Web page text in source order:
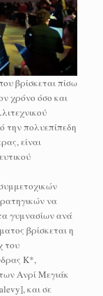
βρίσκεται πίσω
χρόνο όσο και
την πολυεπίπεδη
είναι
να
γυμνασίων ανά
βρίσκεται η
του
Κ*,
Ανρί Μεγιάκ
και σε